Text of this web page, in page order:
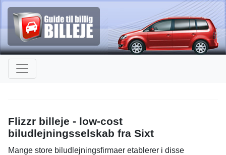
Flizzr billeje - low-cost
biludlejningsselskab fra Sixt
Mange store biludlejningsfirmaer etablerer i disse